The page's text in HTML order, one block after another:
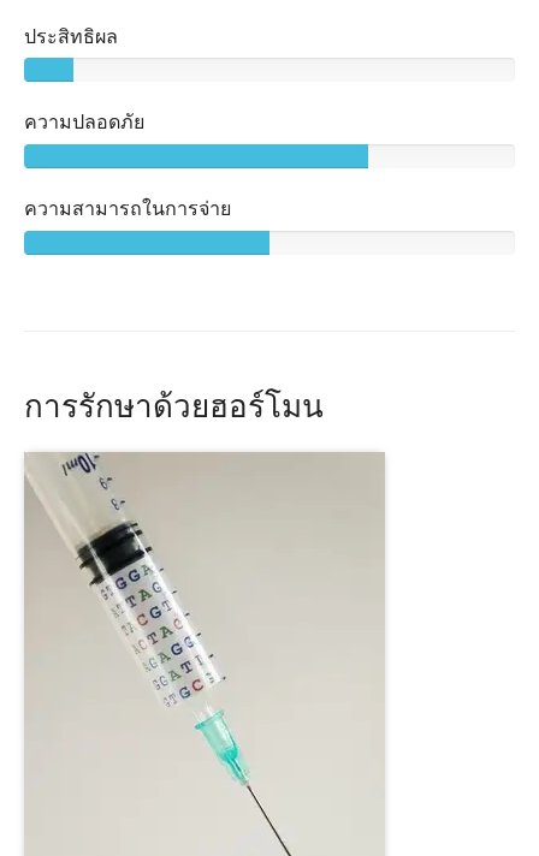
ประสิทธิผล
ความปลอดภัย
ความสามารถในการจ่าย
การรักษาด้วยฮอร์โมน